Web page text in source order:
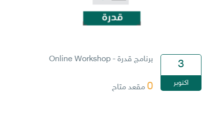
3
اكتوبر
برنامج قدرة - Online Workshop
0 مقعد متاح